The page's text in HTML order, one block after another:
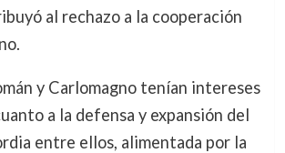
al rechazo a la cooperación
y Carlomagno tenían intereses
a la defensa y expansión del
entre ellos, alimentada por la